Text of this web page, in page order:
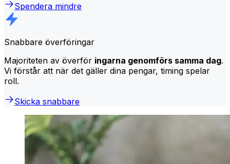
Spendera mindre
Snabbare överföringar
Majoriteten av överför ingarna genomförs samma dag.
Vi förstår att när det gäller dina pengar, timing spelar
roll.
Skicka snabbare